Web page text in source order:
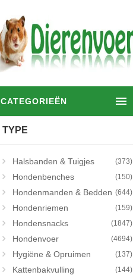
CATEGORIEËN
TYPE
Halsbanden & Tuigjes (373)
Hondenbenches (150)
Hondenmanden & Bedden (644)
Hondenriemen (159)
Hondensnacks (1847)
Hondenvoer (4694)
Hygiëne & Opruimen (137)
Kattenbakvulling (144)